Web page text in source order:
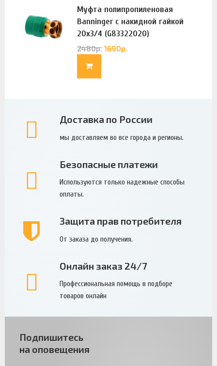
Муфта полипропиленовая
Banninger с накидной гайкой
20х3/4 (G83322020)
2480р. 1690р.
Доставка по России
мы доставляем во все города и регионы.
Безопасные платежи
Используются только надежные способы
оплаты.
Защита прав потребителя
От заказа до получения.
Онлайн заказ 24/7
Профессиональная помощь в подборе
товаров онлайн
Подпишитесь
на оповещения